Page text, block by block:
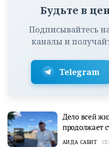
Будьте в
Подписывайтесь
каналы и
Telegram
Дело всей
продолжает
АИДА САБИТ